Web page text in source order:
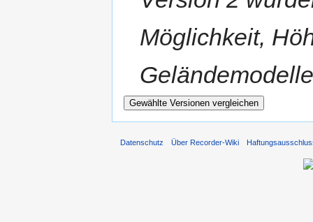
Möglichkeit,
Datenschutz Über Recorder-Wiki